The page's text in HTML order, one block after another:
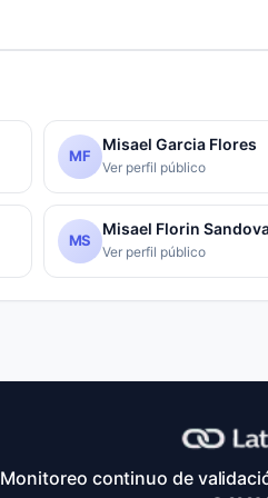
MF
Misael Garcia Flores
Ver perfil público
MS
Misael Florin
Ver perfil público
Monitoreo continuo de